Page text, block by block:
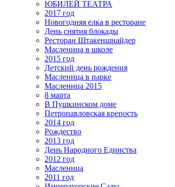
ЮБИЛЕЙ ТЕАТРА
2017 год
Новогодняя елка в ресторане
День снятия блокады
Ресторан Штакеншнайдер
Масленица в школе
2015 год
Детский день рождения
Масленица в парке
Масленица 2015
8 марта
В Пушкинском доме
Петропавловская крепость
2014 год
Рождество
2013 год
День Народного Единства
2012 год
Масленица
2011 год